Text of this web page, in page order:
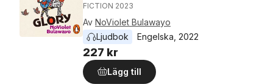
FICTION 2023
Av NoViolet Bulawayo
Ljudbok
Engelska 2022
227 kr
Lägg till